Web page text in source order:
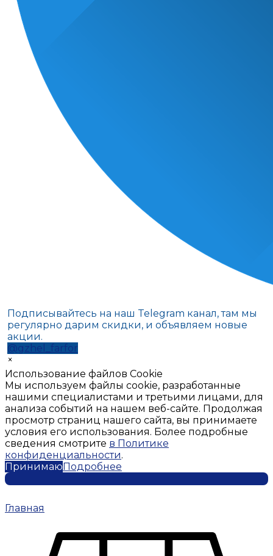
Подписывайтесь на наш Telegram канал, там мы
регулярно дарим скидки, и объявляем новые
акции.
@gzhel_farfor
×
Использование файлов Cookie
Мы используем файлы cookie, разработанные
нашими специалистами и третьими лицами, для
анализа событий на нашем веб-сайте. Продолжая
просмотр страниц нашего сайта, вы принимаете
условия его использования. Более подробные
сведения смотрите в Политике
конфиденциальности.
ПринимаюПодробнее
Главная